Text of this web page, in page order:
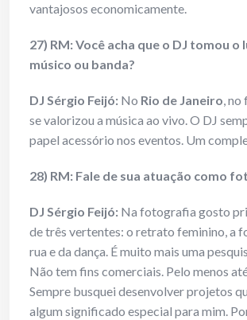
vantajosos economicamente.
27) RM: Você acha que o DJ tomou o
músico ou banda?
DJ Sérgio Feijó: No Rio de Janeiro, no
se valorizou a música ao vivo. O DJ
papel acessório nos eventos. Um
28) RM: Fale de sua atuação como
DJ Sérgio Feijó: Na fotografia gosto
de três vertentes: o retrato feminino, a
rua e da dança. É muito mais uma
Não tem fins comerciais. Pelo menos
Sempre busquei desenvolver projetos
algum significado especial para mim.